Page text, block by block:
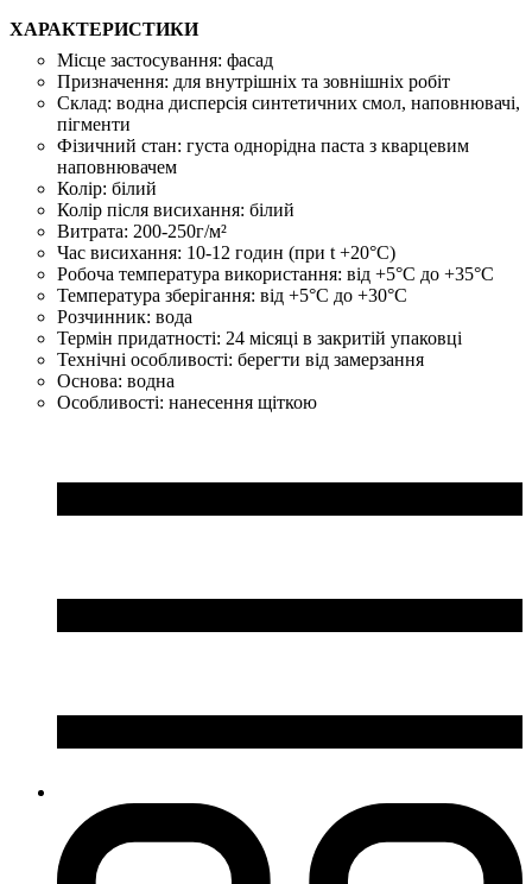
ХАРАКТЕРИСТИКИ
Місце застосування: фасад
Призначення: для внутрішніх та зовнішніх робіт
Склад: водна дисперсія синтетичних смол, наповнювачі,
пігменти
Фізичний стан: густа однорідна паста з кварцевим
наповнювачем
Колір: білий
Колір після висихання: білий
Витрата: 200-250г/м²
Час висихання: 10-12 годин (при t +20°С)
Робоча температура використання: від +5°C до +35°C
Температура зберігання: від +5°C до +30°C
Розчинник: вода
Термін придатності: 24 місяці в закритій упаковці
Технічні особливості: берегти від замерзання
Основа: водна
Особливості: нанесення щіткою